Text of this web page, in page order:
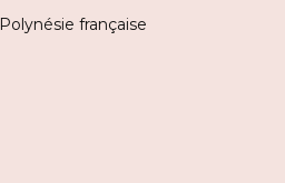
Polynésie française